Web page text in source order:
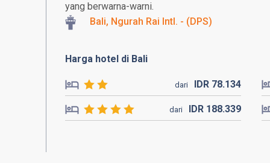
yang berwarna-warni.
Bali, Ngurah Rai Intl. - (DPS)
Harga hotel di Bali
dari IDR 78.134
dari IDR 188.339